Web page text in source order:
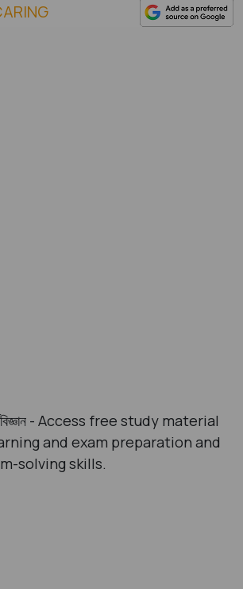
- Access free study material
and exam preparation and
solving skills.